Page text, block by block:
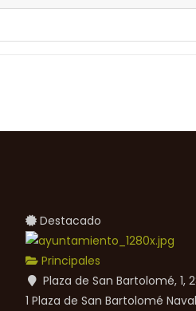
Destacado
Principales
Plaza de San Bartolomé, 1,
1 Plaza de San Bartolomé